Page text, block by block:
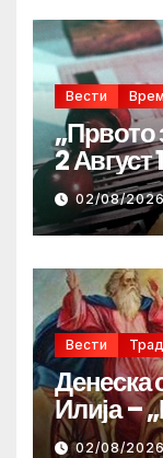
Вести
2 Август
02/08/
Вести
Денеска
Илија –
02/08/